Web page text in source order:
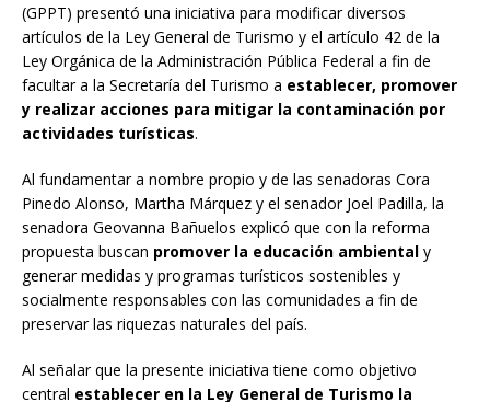
(GPPT) presentó una iniciativa para modificar diversos
artículos de la Ley General de Turismo y el artículo 42 de la
Ley Orgánica de la Administración Pública Federal a fin de
facultar a la Secretaría del Turismo a establecer, promover
y realizar acciones para mitigar la contaminación por
actividades turísticas.
Al fundamentar a nombre propio y de las senadoras Cora
Pinedo Alonso, Martha Márquez y el senador Joel Padilla, la
senadora Geovanna Bañuelos explicó que con la reforma
propuesta buscan promover la educación ambiental y
generar medidas y programas turísticos sostenibles y
socialmente responsables con las comunidades a fin de
preservar las riquezas naturales del país.
Al señalar que la presente iniciativa tiene como objetivo
central establecer en la Ley General de Turismo la